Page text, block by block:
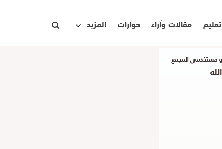
تعليم مقالات وآراء حوارات المزيد